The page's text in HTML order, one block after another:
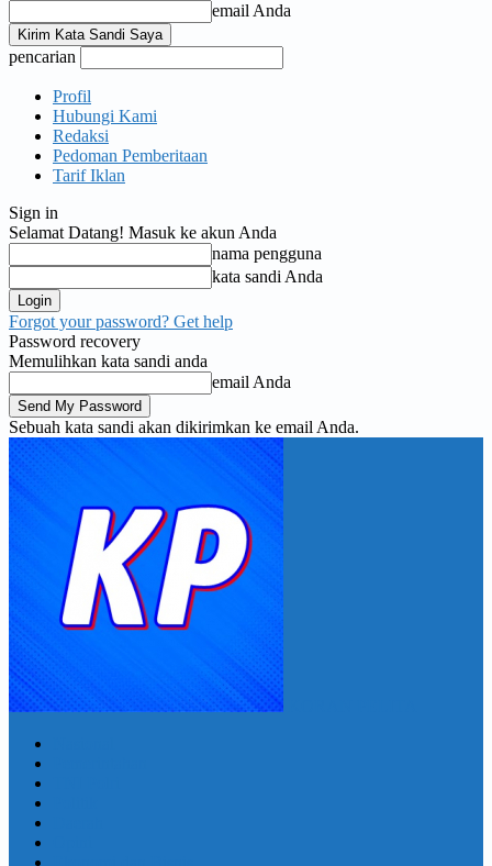
email Anda
pencarian
Profil
Hubungi Kami
Redaksi
Pedoman Pemberitaan
Tarif Iklan
Sign in
Selamat Datang! Masuk ke akun Anda
nama pengguna
kata sandi Anda
Forgot your password? Get help
Password recovery
Memulihkan kata sandi anda
email Anda
Sebuah kata sandi akan dikirimkan ke email Anda.